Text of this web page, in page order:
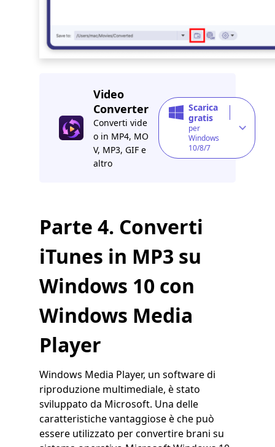
Video
Converter
Converti vide
o in MP4, MO
V, MP3, GIF e
altro
Scarica
gratis
per
Windows
10/8/7
Parte 4. Converti
iTunes in MP3 su
Windows 10 con
Windows Media
Player
Windows Media Player, un software di
riproduzione multimediale, è stato
sviluppato da Microsoft. Una delle
caratteristiche vantaggiose è che può
essere utilizzato per convertire brani su